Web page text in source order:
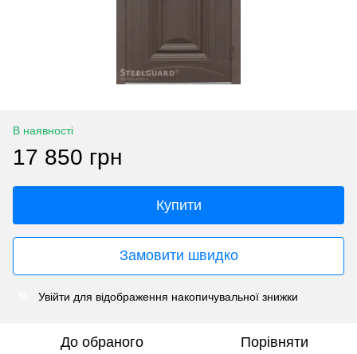
В наявності
17 850 грн
Купити
Замовити швидко
Увійти для відображення накопичувальної знижки
До обраного Порівняти